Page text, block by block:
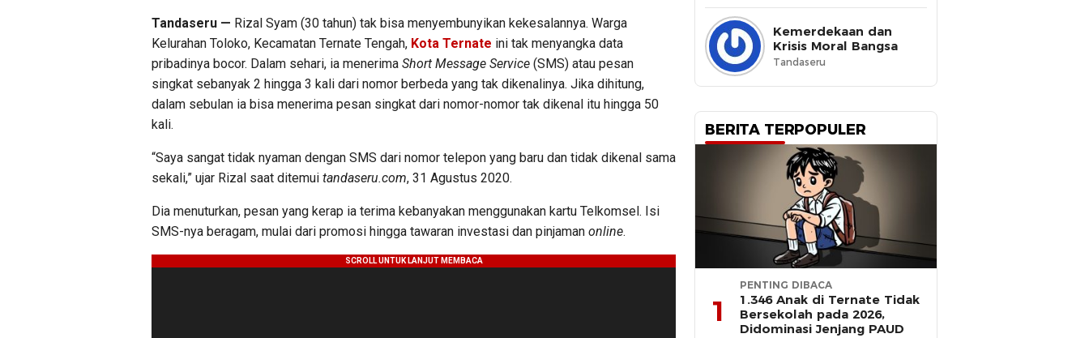
Tandaseru — Rizal Syam (30 tahun) tak bisa menyembunyikan kekesalannya. Warga
Kelurahan Toloko, Kecamatan Ternate Tengah, Kota Ternate ini tak menyangka data
pribadinya bocor. Dalam sehari, ia menerima Short Message Service (SMS) atau pesan
singkat sebanyak 2 hingga 3 kali dari nomor berbeda yang tak dikenalinya. Jika dihitung,
dalam sebulan ia bisa menerima pesan singkat dari nomor-nomor tak dikenal itu hingga 50
kali.
“Saya sangat tidak nyaman dengan SMS dari nomor telepon yang baru dan tidak dikenal sama
sekali,” ujar Rizal saat ditemui tandaseru.com, 31 Agustus 2020.
Dia menuturkan, pesan yang kerap ia terima kebanyakan menggunakan kartu Telkomsel. Isi
SMS-nya beragam, mulai dari promosi hingga tawaran investasi dan pinjaman online.
Kemerdekaan dan
Krisis Moral Bangsa
Tandaseru
BERITA TERPOPULER
1
PENTING DIBACA
1.346 Anak di Ternate Tidak
Bersekolah pada 2026,
Didominasi Jenjang PAUD